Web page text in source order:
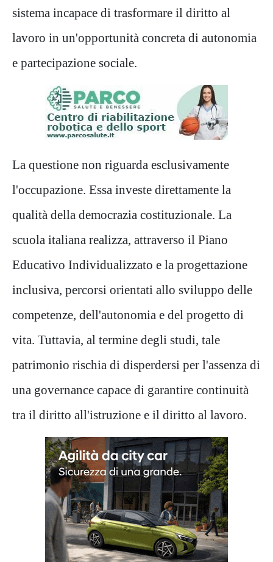
sistema incapace di trasformare il diritto al
lavoro in un'opportunità concreta di autonomia
e partecipazione sociale.
La questione non riguarda esclusivamente
l'occupazione. Essa investe direttamente la
qualità della democrazia costituzionale. La
scuola italiana realizza, attraverso il Piano
Educativo Individualizzato e la progettazione
inclusiva, percorsi orientati allo sviluppo delle
competenze, dell'autonomia e del progetto di
vita. Tuttavia, al termine degli studi, tale
patrimonio rischia di disperdersi per l'assenza di
una governance capace di garantire continuità
tra il diritto all'istruzione e il diritto al lavoro.